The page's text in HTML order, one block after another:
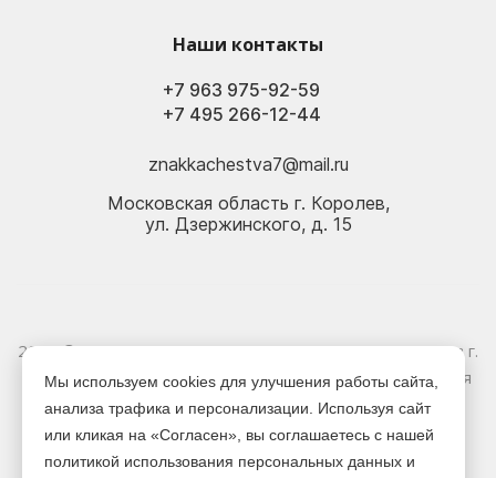
Наши контакты
+7 495 266-12-44
+7 963 975-92-59
znakkachestva7@mail.ru
Московская область г. Королев,
ул. Дзержинского, д. 15
2026 © Электрика оптом и в розницу - Магазин-склад в г.
Королёв. Информация, указанная на сайте, не является
публичной офертой.
Версия для печати
Мы используем cookies для улучшения работы сайта,
анализа трафика и персонализации. Используя сайт
или кликая на «Согласен», вы соглашаетесь с нашей
политикой использования персональных данных и